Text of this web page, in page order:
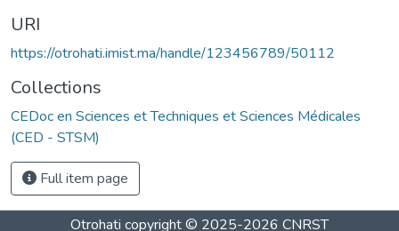
URI
https://otrohati.imist.ma/handle/123456789/50112
Collections
CEDoc en Sciences et Techniques et Sciences Médicales
(CED - STSM)
Full item page
Otrohati copyright © 2025-2026 CNRST